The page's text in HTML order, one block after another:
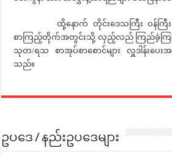
ထို့နောက် တိုင်းဒေသကြီး ဝန်ကြီးချု
စာကြည့်တိုက်အတွင်းသို့ လှည့်လည် ကြည်ခဲ့က
သုတ/ရသ စာအုပ်စာစောင်များ လှူဒါန်းပေ
သည်။
ဥပဒေ / နည်းဥပဒေများ